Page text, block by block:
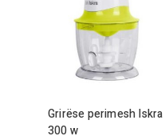
Grirëse perimesh Iskra
300w